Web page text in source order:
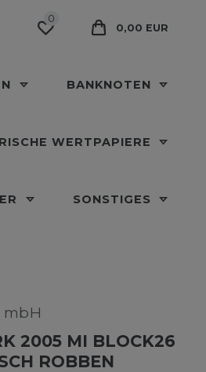
0
0,00 EUR
BANKNOTEN
WERTPAPIERE
SONSTIGES
mbH
2005 MI BLOCK26
ROBBEN